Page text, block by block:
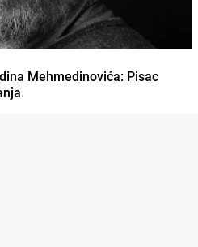
Mehmedinovića: Pisac